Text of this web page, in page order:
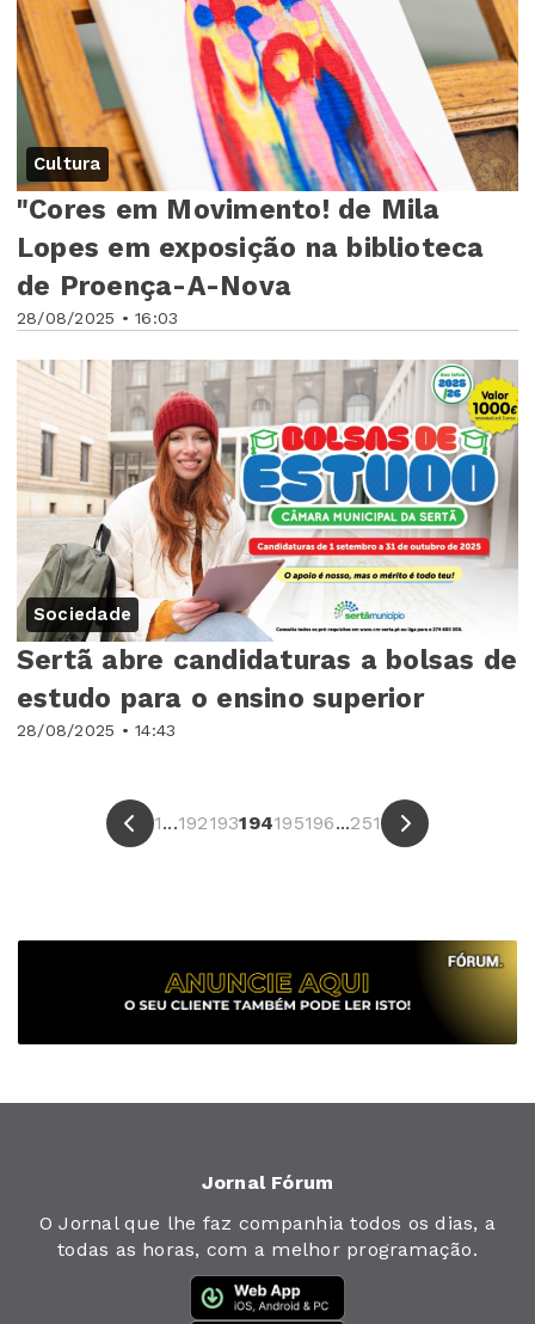
Cultura
28/08/2025 • 16:03
"Cores em Movimento! de Mila
Lopes em exposição na biblioteca
de Proença-A-Nova
Sociedade
28/08/2025 • 14:43
Sertã abre candidaturas a bolsas de
estudo para o ensino superior
1...192193194195196...251
Jornal Fórum
O Jornal que lhe faz companhia todos os dias, a
todas as horas, com a melhor programação.